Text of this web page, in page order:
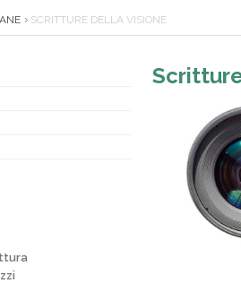
SCRITTURE DELLA VISIONE